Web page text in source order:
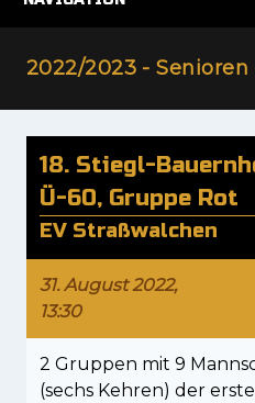
2022/2023 -
18. Stiegl-
Ü-60, Gruppe Rot
EV Straßwalchen
31. August 2022,
13:30
2 Gruppen mit 9
(sechs Kehren) der